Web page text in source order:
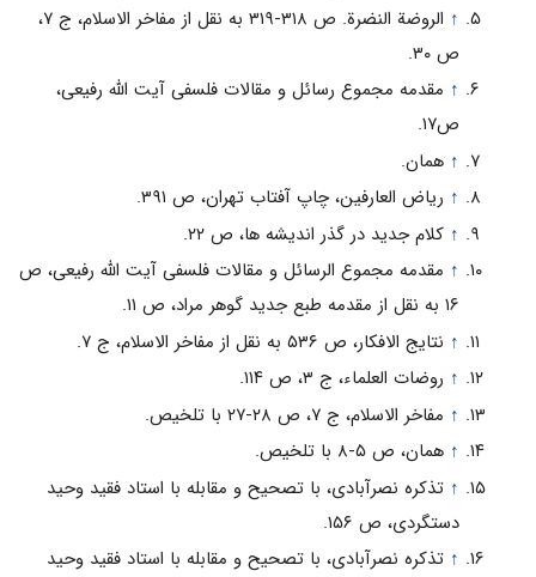
↑
الروضة النضرة. ص ۳۱۸-۳۱۹ به نقل از مفاخر الاسلام، ج ۷،
ص ۳۰.
↑ مقدمه مجموع رسائل و مقالات فلسفى آیت الله رفیعى،
ص۱۷.
↑ همان.
↑ ریاض العارفین، چاپ آفتاب تهران، ص ۳۹۱.
↑ کلام جدید در گذر اندیشه ها، ص ۲۲.
↑ مقدمه مجموع الرسائل و مقالات فلسفى آیت الله رفیعى، ص
۱۶ به نقل از مقدمه طبع جدید گوهر مراد، ص ۱۱.
↑ نتایج الافکار، ص ۵۳۶ به نقل از مفاخر الاسلام، ج ۷.
↑ روضات العلماء، ج ۳، ص ۱۱۴.
↑ مفاخر الاسلام، ج ۷، ص ۲۸-۲۷ با تلخیص.
↑ همان، ص ۵-۸ با تلخیص.
↑ تذکره نصرآبادى، با تصحیح و مقابله با استاد فقید وحید
دستگردى، ص ۱۵۶.
↑ تذکره نصرآبادى، با تصحیح و مقابله با استاد فقید وحید